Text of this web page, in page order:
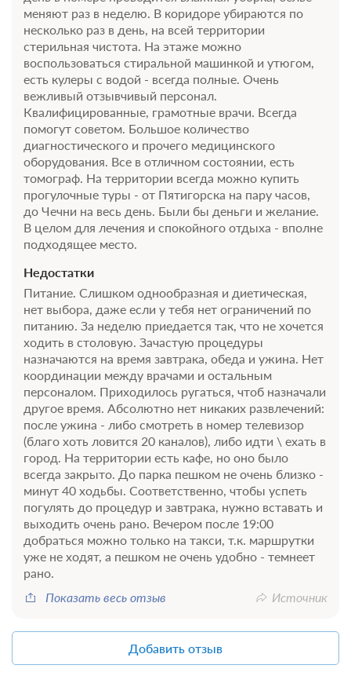
меняют раз в неделю. В коридоре убираются по
несколько раз в день, на всей территории
стерильная чистота. На этаже можно
воспользоваться стиральной машинкой и утюгом,
есть кулеры с водой - всегда полные. Очень
вежливый отзывчивый персонал.
Квалифицированные, грамотные врачи. Всегда
помогут советом. Большое количество
диагностического и прочего медицинского
оборудования. Все в отличном состоянии, есть
томограф. На территории всегда можно купить
прогулочные туры - от Пятигорска на пару часов,
до Чечни на весь день. Были бы деньги и желание.
В целом для лечения и спокойного отдыха - вполне
подходящее место.
Недостатки
Питание. Слишком однообразная и диетическая,
нет выбора, даже если у тебя нет ограничений по
питанию. За неделю приедается так, что не хочется
ходить в столовую. Зачастую процедуры
назначаются на время завтрака, обеда и ужина. Нет
координации между врачами и остальным
персоналом. Приходилось ругаться, чтоб назначали
другое время. Абсолютно нет никаких развлечений:
после ужина - либо смотреть в номер телевизор
(благо хоть ловится 20 каналов), либо идти \ ехать в
город. На территории есть кафе, но оно было
всегда закрыто. До парка пешком не очень близко -
минут 40 ходьбы. Соответственно, чтобы успеть
погулять до процедур и завтрака, нужно вставать и
выходить очень рано. Вечером после 19:00
добраться можно только на такси, т.к. маршрутки
уже не ходят, а пешком не очень удобно - темнеет
рано.
Показать весь отзыв
Источник
Добавить отзыв